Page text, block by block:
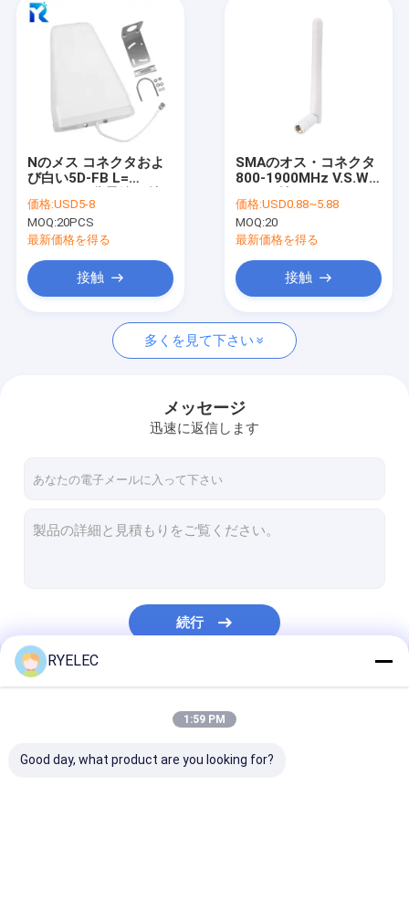
プロダクト
私達に連絡して下さい
ニュース
場合
引用を要求して下さい
LVDS のケーブル会議
カスタム ケーブル ・ アセンブリ
産業用ワイヤリングハーネス
JST ワイヤーハーネス
ネットワークのパッチ・コード
Nのメス コネクタおよ
び白い5D-FB L=
ている4G LTEの八木の
アンテナ
価格:USD5-8
MOQ:20PCS
最新価格を得る
接触
SMAのオス・コネクタ
800-1900MHz V.S.W.R
LTEの円のアンテナ
価格:USD0.88~5.88
MOQ:20
最新価格を得る
接触
多くを見て下さい
メッセージ
迅速に返信します
続行
RYELEC
1:59 PM
Good day, what product are you looking for?